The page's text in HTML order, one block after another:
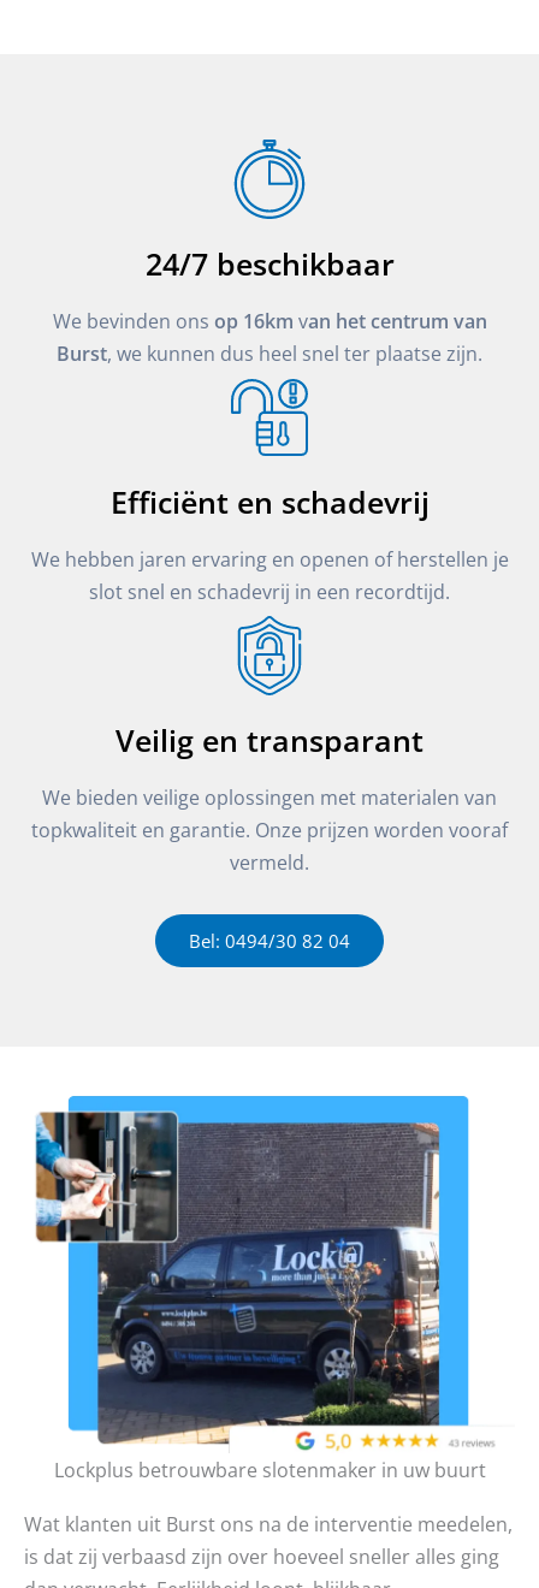
24/7 beschikbaar
We bevinden ons op 16km van het centrum van
Burst, we kunnen dus heel snel ter plaatse zijn.
Efficiënt en schadevrij
We hebben jaren ervaring en openen of herstellen je
slot snel en schadevrij in een recordtijd.
Veilig en transparant
We bieden veilige oplossingen met materialen van
topkwaliteit en garantie. Onze prijzen worden vooraf
vermeld.
Bel: 0494/30 82 04
Lockplus betrouwbare slotenmaker in uw buurt
Wat klanten uit Burst ons na de interventie meedelen,
is dat zij verbaasd zijn over hoeveel sneller alles ging